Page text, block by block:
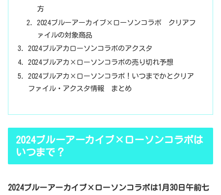
方
2024ブルーアーカイブ×ローソンコラボ クリアフ
ァイルの対象商品
2024ブルアカローソンコラボのアクスタ
2024ブルアカ×ローソンコラボの売り切れ予想
2024ブルアカ×ローソンコラボ！いつまでかとクリア
ファイル・アクスタ情報 まとめ
2024ブルーアーカイブ×ローソンコラボは
いつまで？
2024ブルーアーカイブ×ローソンコラボは1月30日午前七